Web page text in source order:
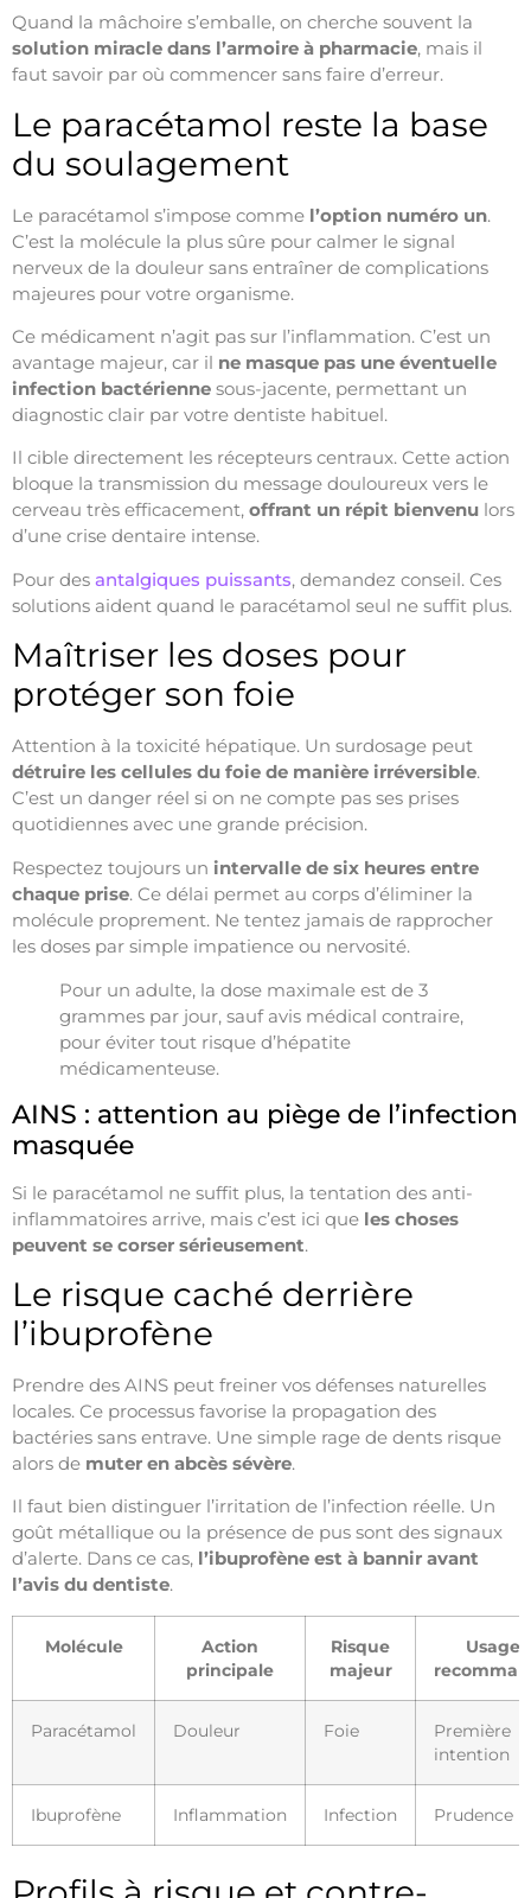
Quand la mâchoire s’emballe, on cherche souvent la
solution miracle dans l’armoire à pharmacie, mais il
faut savoir par où commencer sans faire d’erreur.
Le paracétamol reste la base
du soulagement
Le paracétamol s’impose comme l’option numéro un.
C’est la molécule la plus sûre pour calmer le signal
nerveux de la douleur sans entraîner de complications
majeures pour votre organisme.
Ce médicament n’agit pas sur l’inflammation. C’est un
avantage majeur, car il ne masque pas une éventuelle
infection bactérienne sous-jacente, permettant un
diagnostic clair par votre dentiste habituel.
Il cible directement les récepteurs centraux. Cette action
bloque la transmission du message douloureux vers le
cerveau très efficacement, offrant un répit bienvenu lors
d’une crise dentaire intense.
Pour des antalgiques puissants, demandez conseil. Ces
solutions aident quand le paracétamol seul ne suffit plus.
Maîtriser les doses pour
protéger son foie
Attention à la toxicité hépatique. Un surdosage peut
détruire les cellules du foie de manière irréversible.
C’est un danger réel si on ne compte pas ses prises
quotidiennes avec une grande précision.
Respectez toujours un intervalle de six heures entre
chaque prise. Ce délai permet au corps d’éliminer la
molécule proprement. Ne tentez jamais de rapprocher
les doses par simple impatience ou nervosité.
Pour un adulte, la dose maximale est de 3
grammes par jour, sauf avis médical contraire,
pour éviter tout risque d’hépatite
médicamenteuse.
AINS : attention au piège de l’infection
masquée
Si le paracétamol ne suffit plus, la tentation des anti-
inflammatoires arrive, mais c’est ici que les choses
peuvent se corser sérieusement.
Le risque caché derrière
l’ibuprofène
Prendre des AINS peut freiner vos défenses naturelles
locales. Ce processus favorise la propagation des
bactéries sans entrave. Une simple rage de dents risque
alors de muter en abcès sévère.
Il faut bien distinguer l’irritation de l’infection réelle. Un
goût métallique ou la présence de pus sont des signaux
d’alerte. Dans ce cas, l’ibuprofène est à bannir avant
l’avis du dentiste.
Molécule
Action
principale
Risque
majeur
Usage
Paracétamol Douleur Foie
Première
intention
Ibuprofène Inflammation Infection Prudence